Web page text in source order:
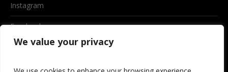
We value your privacy
Instagram
Facebook